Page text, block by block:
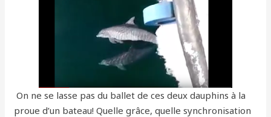
On ne se lasse pas du ballet de ces deux dauphins à la
proue d’un bateau! Quelle grâce, quelle synchronisation